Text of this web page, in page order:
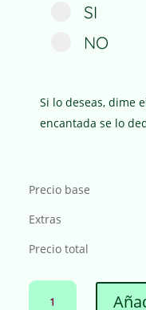
SI
NO
Si lo deseas, dime
encantada se lo
Precio base
Extras
Precio total
CUENTO